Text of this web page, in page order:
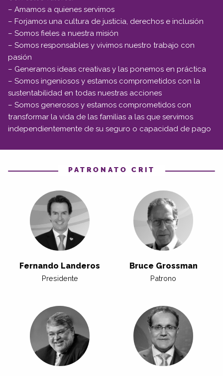
– Amamos a quienes servimos
– Forjamos una cultura de justicia, derechos e inclusión
– Somos fieles a nuestra misión
– Somos responsables y vivimos nuestro trabajo con
pasión
– Generamos ideas creativas y las ponemos en práctica
– Somos ingeniosos y estamos comprometidos con la
sustentabilidad en todas nuestras acciones
– Somos generosos y estamos comprometidos con
transformar la vida de las familias a las que servimos
independientemente de su seguro o capacidad de pago
PATRONATO CRIT
Fernando Landeros
Presidente
Bruce Grossman
Patrono